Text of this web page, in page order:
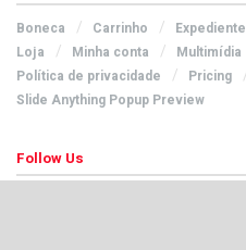
Boneca Carrinho Expediente
Loja
Minha conta Multimídia
Política de privacidade
Pricing
Slide Anything Popup Preview
Follow Us